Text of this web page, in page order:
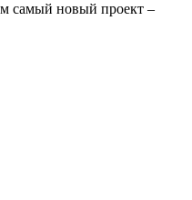
самый новый проект –